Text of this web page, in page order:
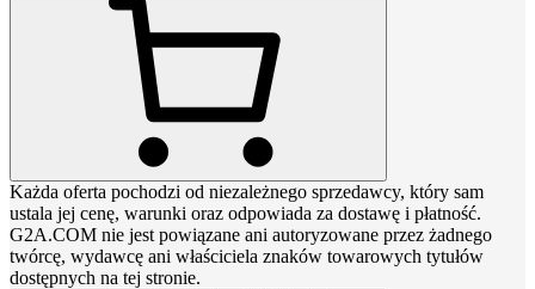
Każda oferta pochodzi od niezależnego sprzedawcy, który sam
ustala jej cenę, warunki oraz odpowiada za dostawę i płatność.
G2A.COM nie jest powiązane ani autoryzowane przez żadnego
twórcę, wydawcę ani właściciela znaków towarowych tytułów
dostępnych na tej stronie.